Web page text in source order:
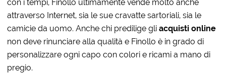
con i tempi, Finollo ultimamente vende molto anche
attraverso Internet, sia le sue cravatte sartoriali, sia le
camicie da uomo. Anche chi predilige gliacquisti online
non deve rinunciare alla qualità e Finollo è in grado di
personalizzare ogni capo con colori e ricami a mano di
pregio.